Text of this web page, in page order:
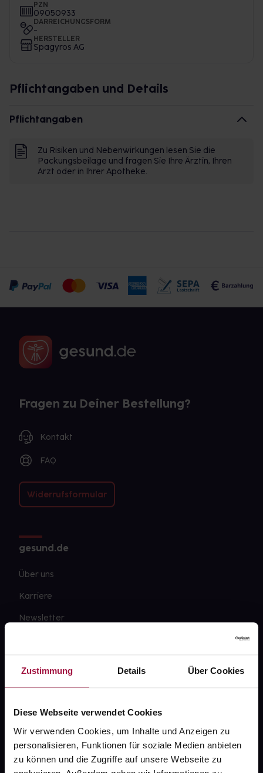
Zustimmung Details Über Cookies
Diese Webseite verwendet Cookies
Wir verwenden Cookies, um Inhalte und Anzeigen zu
personalisieren, Funktionen für soziale Medien anbieten
zu können und die Zugriffe auf unsere Webseite zu
PZN
09050933
DARREICHUNGSFORM
-
HERSTELLER
Spagyros AG
Pflichtangaben und Details
Pflichtangaben
Zu Risiken und Nebenwirkungen lesen Sie die
Packungsbeilage und fragen Sie Ihre Ärztin, Ihren
Arzt oder in Ihrer Apotheke.
Fragen zu Deiner Bestellung?
Kontakt
FAQ
Widerrufsformular
gesund.de
Über uns
Karriere
Newsletter
Datenschutz
AGB
Impressum